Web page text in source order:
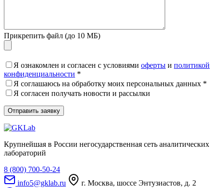
Прикрепить файл (до 10 МБ)
Я ознакомлен и согласен с условиями оферты и политикой
конфиденциальности *
Я соглашаюсь на обработку моих персональных данных *
Я согласен получать новости и рассылки
Крупнейшая в России негосударственная сеть аналитических
лабораторий
8 (800) 700-50-24
info5@gklab.ru
г. Москва, шоссе Энтузиастов, д. 2